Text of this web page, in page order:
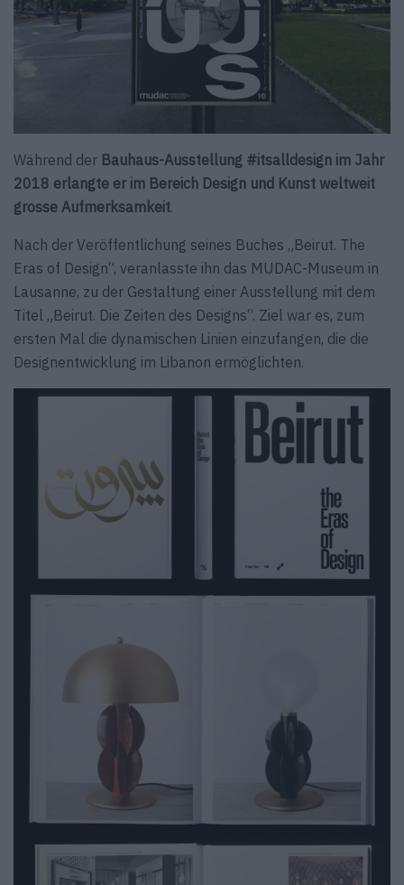
Während der Bauhaus-Ausstellung #itsalldesign im Jahr
2018 erlangte er im Bereich Design und Kunst weltweit
grosse Aufmerksamkeit.
Nach der Veröffentlichung seines Buches „Beirut. The
Eras of Design“, veranlasste ihn das MUDAC-Museum in
Lausanne, zu der Gestaltung einer Ausstellung mit dem
Titel „Beirut. Die Zeiten des Designs“. Ziel war es, zum
ersten Mal die dynamischen Linien einzufangen, die die
Designentwicklung im Libanon ermöglichten.